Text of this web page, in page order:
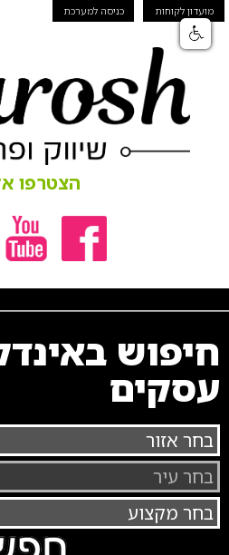
מועדון לקוחות כניסה למערכת
הצטרפו
חיפוש
עסקים